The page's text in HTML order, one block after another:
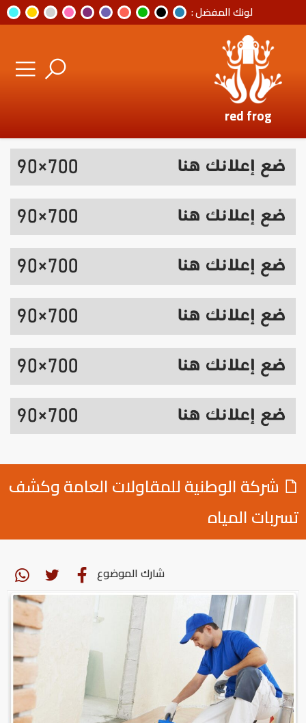
لونك المفضل :
red frog
شركة الوطنية للمقاولات العامة وكشف
تسربات المياه
شارك الموضوع